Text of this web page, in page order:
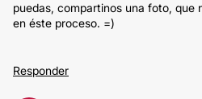
puedas, compartinos una foto, que
en éste proceso. =)
Responder